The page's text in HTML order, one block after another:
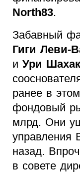
North83.
Забавный
Гиги Леви-
и Ури
ранее в
фондовый
млрд. Они
управления
назад.
в совете